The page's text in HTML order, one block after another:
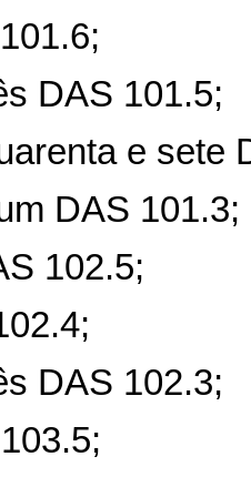
DAS 101.5;
e sete
DAS 101.3;
102.5;
DAS 102.3;